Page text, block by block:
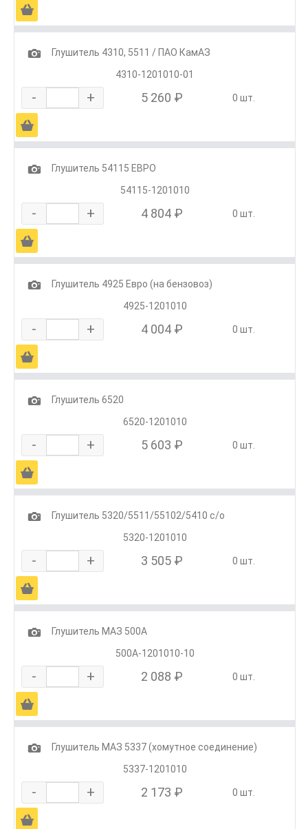
Ä
1
Глушитель 4310, 5511 / ПАО КамАЗ
4310-1201010-01
- + 5 260 ₽ 0 шт.
Ä
1
Глушитель 54115 ЕВРО
54115-1201010
- + 4 804 ₽ 0 шт.
Ä
1
Глушитель 4925 Евро (на бензовоз)
4925-1201010
- + 4 004 ₽ 0 шт.
Ä
1
Глушитель 6520
6520-1201010
- + 5 603 ₽ 0 шт.
Ä
1
Глушитель 5320/5511/55102/5410 с/о
5320-1201010
- + 3 505 ₽ 0 шт.
Ä
1
Глушитель МАЗ 500А
500А-1201010-10
- + 2 088 ₽ 0 шт.
Ä
1
Глушитель МАЗ 5337 (хомутное соединение)
5337-1201010
- + 2 173 ₽ 0 шт.
Ä